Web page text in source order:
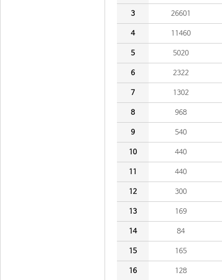
3 26601
4 11460
5 5020
6 2322
7 1302
8 968
9 540
10 440
11 440
12 300
13 169
14 84
15 165
16 128